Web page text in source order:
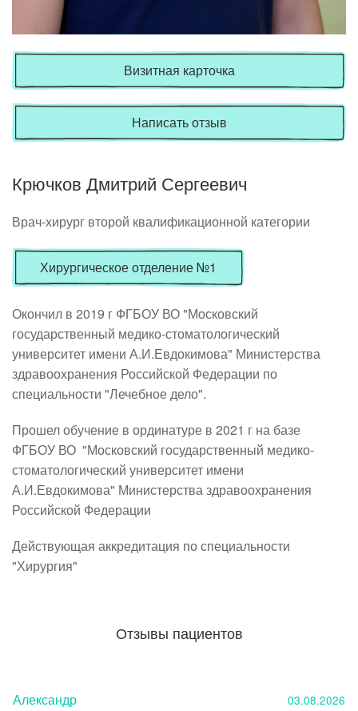
Визитная карточка
Написать отзыв
Крючков Дмитрий Сергеевич
Врач-хирург второй квалификационной категории
Хирургическое отделение №1
Окончил в 2019 г ФГБОУ ВО "Московский
государственный медико-стоматологический
университет имени А.И.Евдокимова" Министерства
здравоохранения Российской Федерации по
специальности "Лечебное дело".
Прошел обучение в ординатуре в 2021 г на базе
ФГБОУ ВО  "Московский государственный медико-
стоматологический университет имени
А.И.Евдокимова" Министерства здравоохранения
Российской Федерации
Действующая аккредитация по специальности
"Хирургия"
Отзывы пациентов
Александр 03.08.2026